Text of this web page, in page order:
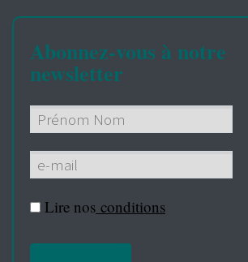
Abonnez-vous à notre
newsletter
Lire nos conditions